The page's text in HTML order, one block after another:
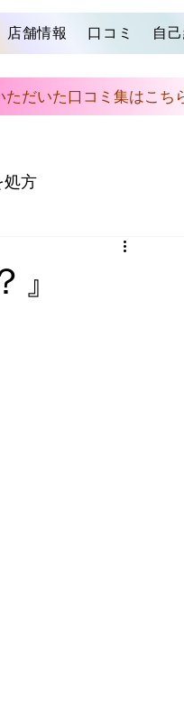
店舗情報 口コミ 自
ただいた口コミ集はこち
処方